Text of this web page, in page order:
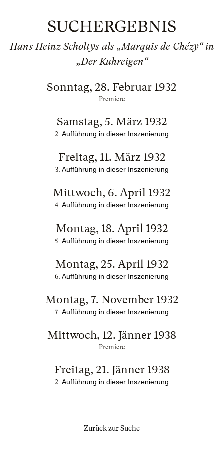
SUCHERGEBNIS
Hans Heinz Scholtys als „Marquis de Chézy“ in
„Der Kuhreigen“
Sonntag, 28. Februar 1932
Premiere
Samstag, 5. März 1932
2 . Aufführung in dieser Inszenierung
Freitag, 11. März 1932
3. Aufführung in dieser Inszenierung
Mittwoch, 6. April 1932
4 . Aufführung in dieser Inszenierung
Montag, 18. April 1932
5 . Aufführung in dieser Inszenierung
Montag, 25. April 1932
6 . Aufführung in dieser Inszenierung
Montag, 7. November 1932
7 . Aufführung in dieser Inszenierung
Mittwoch, 12. Jänner 1938
Premiere
Freitag, 21. Jänner 1938
2 . Aufführung in dieser Inszenierung
Zurück zur Suche